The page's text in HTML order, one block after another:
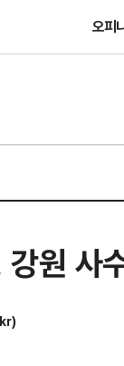
오피
원 사